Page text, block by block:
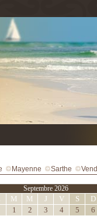
Mayenne Sarthe
Septembre 2026
M M J V S
D
1
2 3 4 5
6